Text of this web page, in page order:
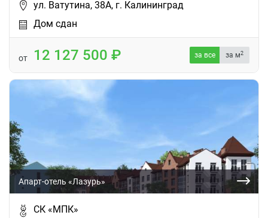
ул. Ватутина, 38А, г. Калининград
Дом сдан
от 12 127 500 за все за м2
Апарт-отель «Лазурь»
СК «МПК»